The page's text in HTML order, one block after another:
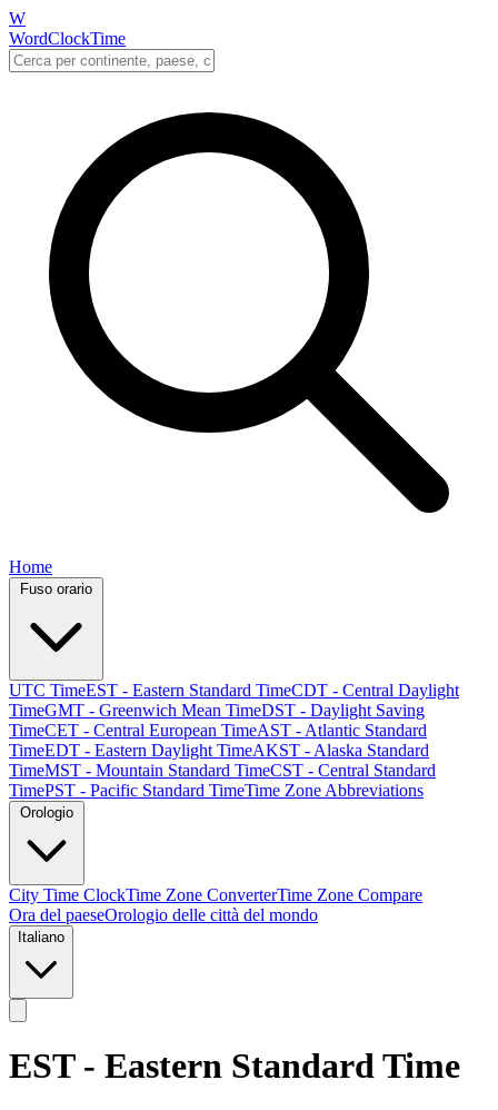
W
WordClockTime
Home
UTC TimeEST - Eastern Standard TimeCDT - Central Daylight
TimeGMT - Greenwich Mean TimeDST - Daylight Saving
TimeCET - Central European TimeAST - Atlantic Standard
TimeEDT - Eastern Daylight TimeAKST - Alaska Standard
TimeMST - Mountain Standard TimeCST - Central Standard
TimePST - Pacific Standard TimeTime Zone Abbreviations
City Time ClockTime Zone ConverterTime Zone Compare
Ora del paeseOrologio delle città del mondo
Italiano
EST - Eastern Standard Time